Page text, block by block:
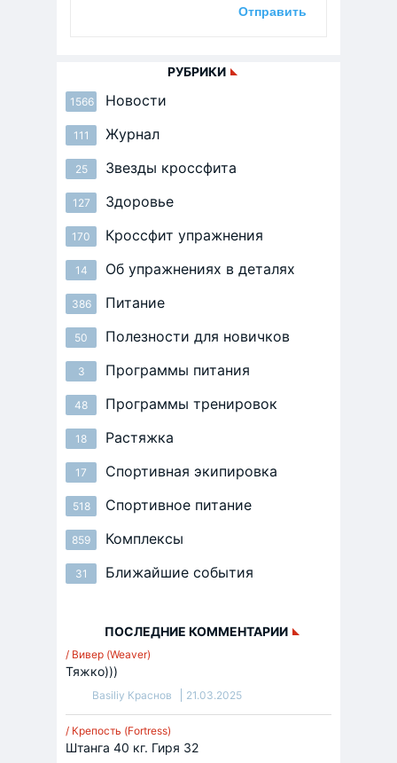
РУБРИКИ
1566 Новости
111 Журнал
25 Звезды кроссфита
127 Здоровье
170 Кроссфит упражнения
14 Об упражнениях в деталях
386 Питание
50 Полезности для новичков
3 Программы питания
48 Программы тренировок
18 Растяжка
17 Спортивная экипировка
518 Спортивное питание
859 Комплексы
31 Ближайшие события
ПОСЛЕДНИЕ КОММЕНТАРИИ
/ Вивер (Weaver)
Тяжко)))
Basiliy Краснов 21.03.2025
/ Крепость (Fortress)
Штанга 40 кг. Гиря 32